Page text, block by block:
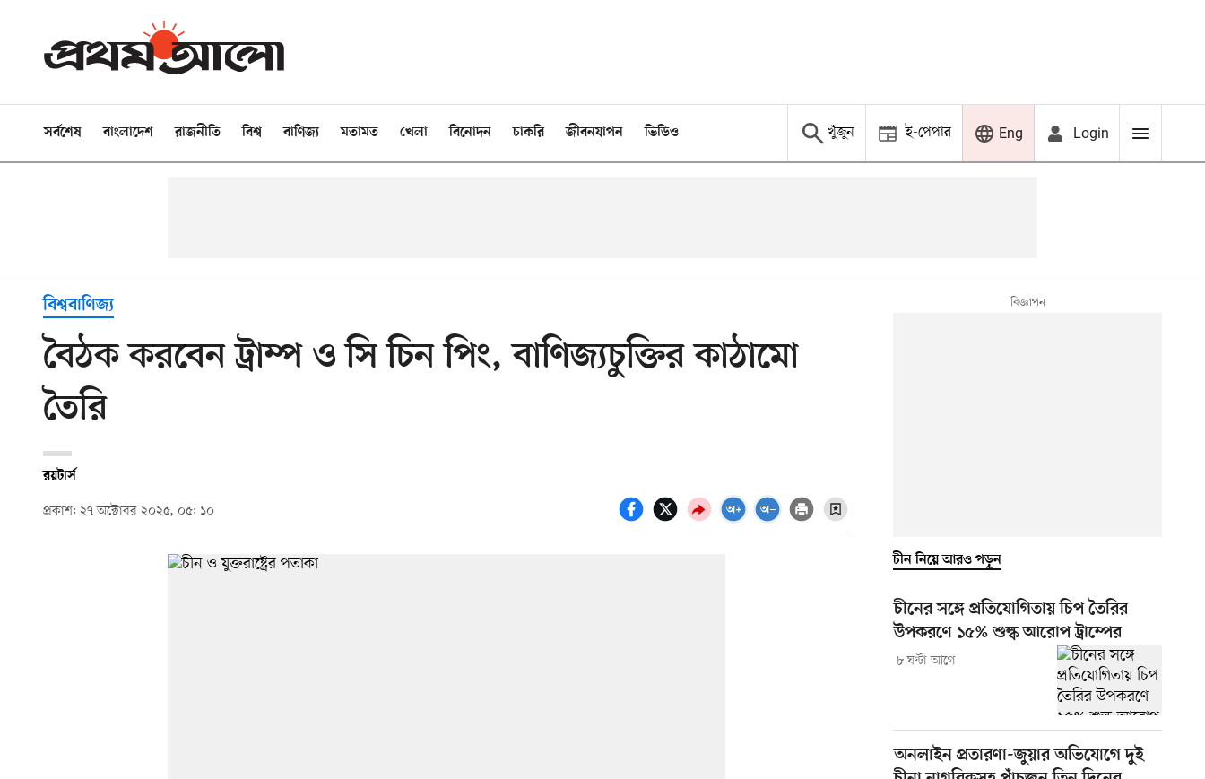
সর্বশেষ বাংলাদেশ রাজনীতি বিশ্ব বাণিজ্য মতামত খেলা বিনোদন চাকরি জীবনযাপন ভিডিও খুঁজুন ই-পেপার Eng Login
বিশ্ববাণিজ্য
বৈঠক করবেন ট্রাম্প ও সি চিন পিং, বাণিজ্যচুক্তির কাঠামো
তৈরি
রয়টার্স
প্রকাশ: ২৭ অক্টোবর ২০২৫, ০৫: ১০
চীন নিয়ে আরও পড়ুন
চীনের সঙ্গে প্রতিযোগিতায় চিপ তৈরির
উপকরণে ১৫% শুল্ক আরোপ ট্রাম্পের
৮ ঘণ্টা আগে
অনলাইন প্রতারণা-জুয়ার অভিযোগে দুই